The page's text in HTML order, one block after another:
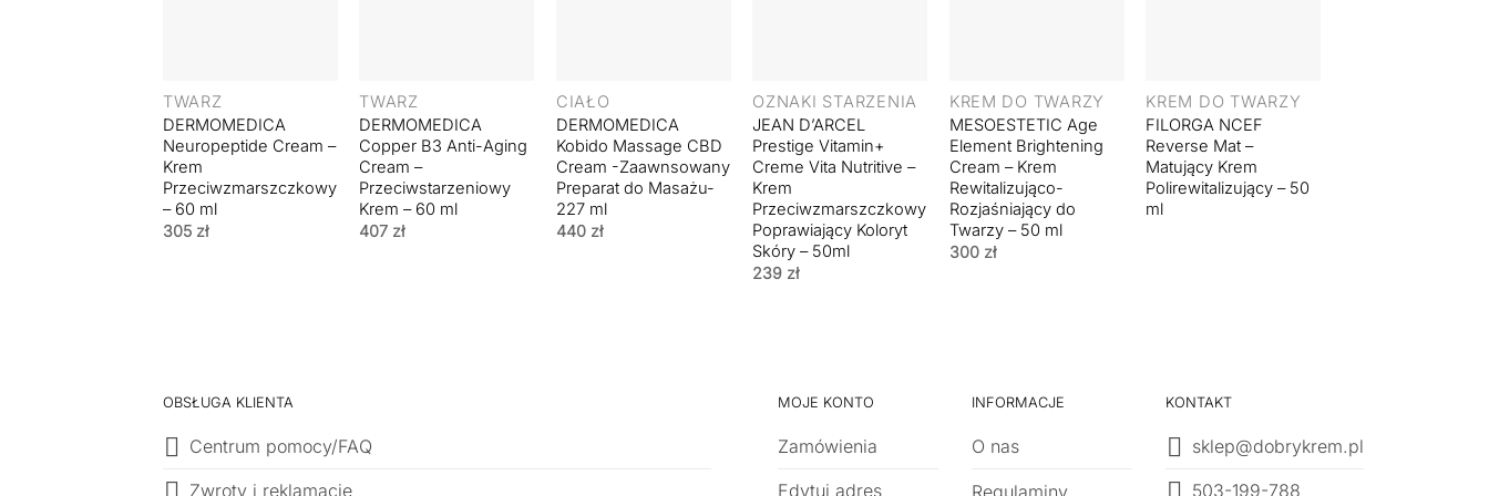
TWARZ
DERMOMEDICA
Neuropeptide Cream –
Krem
Przeciwzmarszczkowy
– 60 ml
305 zł
TWARZ
DERMOMEDICA
Copper B3 Anti-Aging
Cream –
Przeciwstarzeniowy
Krem – 60 ml
407 zł
CIAŁO
DERMOMEDICA
Kobido Massage CBD
Cream -Zaawnsowany
Preparat do Masażu-
227 ml
440 zł
OZNAKI STARZENIA
JEAN D’ARCEL
Prestige Vitamin+
Creme Vita Nutritive –
Krem
Przeciwzmarszczkowy
Poprawiający Koloryt
Skóry – 50ml
239 zł
KREM DO TWARZY
MESOESTETIC Age
Element Brightening
Cream – Krem
Rewitalizująco-
Rozjaśniający do
Twarzy – 50 ml
300 zł
KREM DO TWARZY
FILORGA NCEF
Reverse Mat –
Matujący Krem
Polirewitalizujący – 50
ml
OBSŁUGA KLIENTA
Centrum pomocy/FAQ
Zwroty i reklamacje
MOJE KONTO
Zamówienia
Edytuj adres
INFORMACJE
O nas
Regulaminy
KONTAKT
sklep@dobrykrem.pl
503-199-788